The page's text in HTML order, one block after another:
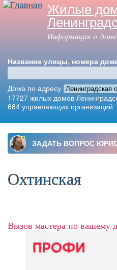
Перейти к
основному
Жилые
Информация о
Название улицы, номера
Дома по адресу
17727 жилых домов
664 управляющих организаций
Главное меню
Охтинская
Вызов мастера по вашему